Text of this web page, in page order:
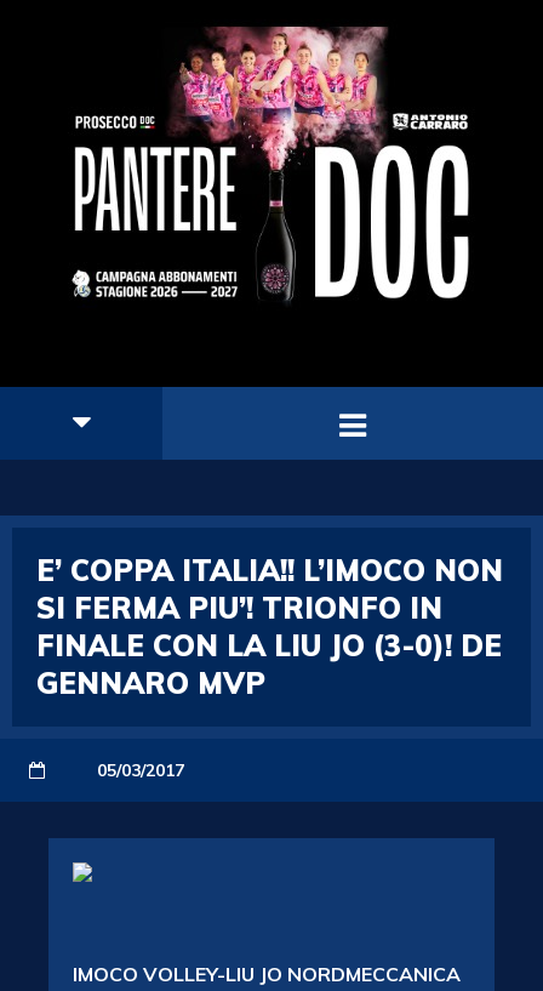
E’ COPPA ITALIA!! L’IMOCO NON
SI FERMA PIU’! TRIONFO IN
FINALE CON LA LIU JO (3-0)! DE
GENNARO MVP
05/03/2017
IMOCO VOLLEY-LIU JO NORDMECCANICA